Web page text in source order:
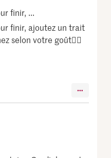
finir, ...
finir, ajoutez un trait
selon votre goût👌🏻